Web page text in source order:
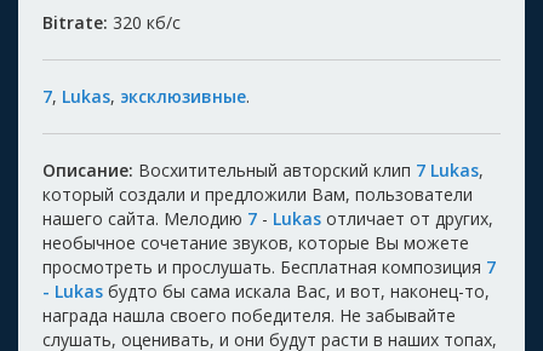
Bitrate: 320 кб/с
7, Lukas, эксклюзивные.
Описание: Восхитительный авторский клип 7 Lukas,
который создали и предложили Вам, пользователи
нашего сайта. Мелодию 7 - Lukas отличает от других,
необычное сочетание звуков, которые Вы можете
просмотреть и прослушать. Бесплатная композиция 7
- Lukas будто бы сама искала Вас, и вот, наконец-то,
награда нашла своего победителя. Не забывайте
слушать, оценивать, и они будут расти в наших топах,